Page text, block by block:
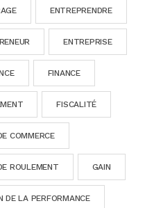
ENTREPRENDRE
ENTREPRISE
FINANCE
FISCALITÉ
COMMERCE
ROULEMENT GAIN
DE LA PERFORMANCE